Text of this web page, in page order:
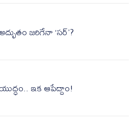
అద్భుతం జరిగేనా ‘సర్’?
ఇక ఆపేద్దాం!